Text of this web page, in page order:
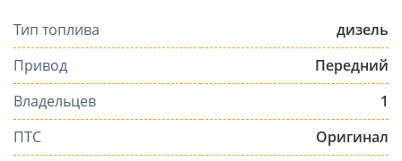
Тип топлива
дизель
Привод
Передний
Владельцев
1
ПТС
Оригинал